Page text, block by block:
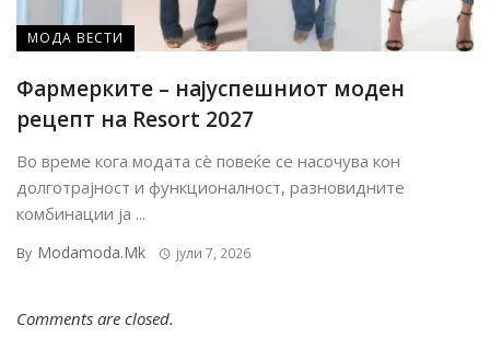
МОДА ВЕСТИ
Фармерките – најуспешниот моден
рецепт на Resort 2027
Во време кога модата сè повеќе се насочува кон
долготрајност и функционалност, разновидните
комбинации ја ...
By Modamoda.mk јули 7, 2026
Comments are closed.